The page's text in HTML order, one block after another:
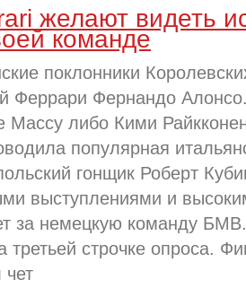
желают видеть
команде
поклонники
Феррари Фернандо
Массу либо Кими
популярная
гонщик Роберт
выступлениями и
за немецкую команду
третьей строчке опроса.
чет